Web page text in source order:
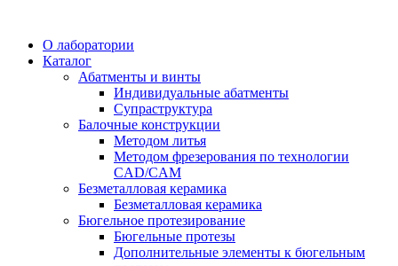
О лаборатории
Каталог
Абатменты и винты
Индивидуальные абатменты
Супраструктура
Балочные конструкции
Методом литья
Методом фрезерования по технологии
CAD/CAM
Безметалловая керамика
Безметалловая керамика
Бюгельное протезирование
Бюгельные протезы
Дополнительные элементы к бюгельным